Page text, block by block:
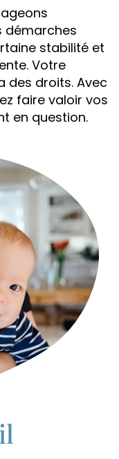
démarches
stabilité et
Votre
des droits. Avec
faire valoir vos
en question.